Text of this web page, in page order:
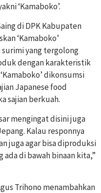
‘Kamaboko’.
di DPK Kabupaten
‘Kamaboko’
yang tergolong
dengan karakteristik
dikonsumsi
Japanese food
sajian berkuah.
mengingat disini juga
Kalau responnya
juga agar bisa diproduksi
di bawah binaan kita,”
Trihono menambahkan